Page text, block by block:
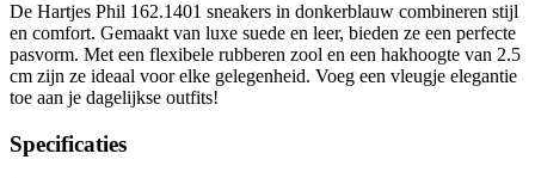
De Hartjes Phil 162.1401 sneakers in donkerblauw combineren stijl
en comfort. Gemaakt van luxe suede en leer, bieden ze een perfecte
pasvorm. Met een flexibele rubberen zool en een hakhoogte van 2.5
cm zijn ze ideaal voor elke gelegenheid. Voeg een vleugje elegantie
toe aan je dagelijkse outfits!
Specificaties